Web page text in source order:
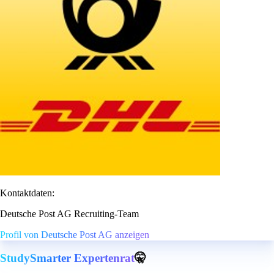
Kontaktdaten:
Deutsche Post AG Recruiting-Team
Profil von Deutsche Post AG anzeigen
StudySmarter Expertenrat🤫